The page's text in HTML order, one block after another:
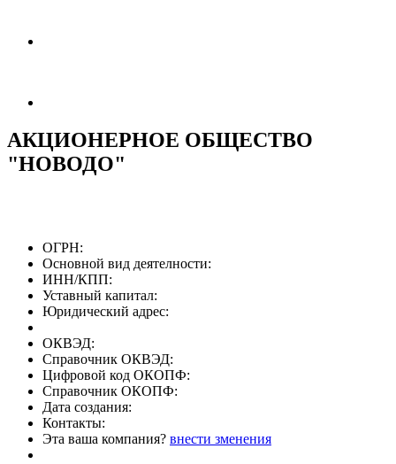
АКЦИОНЕРНОЕ ОБЩЕСТВО
"НОВОДО"
ОГРН:
Основной вид деятелности:
ИНН/КПП:
Уставный капитал:
Юридический адрес:
ОКВЭД:
Справочник ОКВЭД:
Цифровой код ОКОПФ:
Справочник ОКОПФ:
Дата создания:
Контакты:
Эта ваша компания? внести зменения